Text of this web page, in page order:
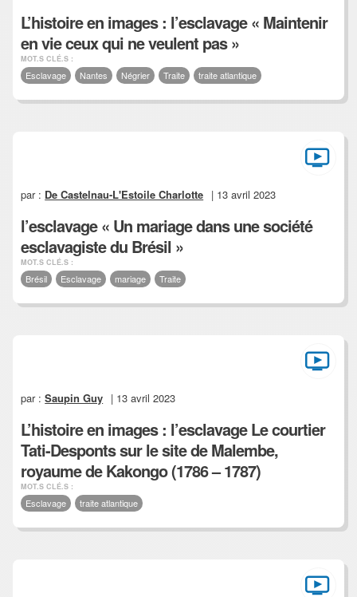
L’histoire en images : l’esclavage « Maintenir
en vie ceux qui ne veulent pas »
MOT.S CLÉ.S :
Esclavage Nantes Négrier Traite traite atlantique
par : De Castelnau-L'Estoile Charlotte | 13 avril 2023
l’esclavage « Un mariage dans une société
esclavagiste du Brésil »
MOT.S CLÉ.S :
Brésil Esclavage mariage Traite
par :Saupin Guy | 13 avril 2023
L’histoire en images : l’esclavage Le courtier
Tati-Desponts sur le site de Malembe,
royaume de Kakongo (1786 – 1787)
MOT.S CLÉ.S :
Esclavage traite atlantique